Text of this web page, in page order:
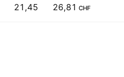
21,45 26,81 CHF